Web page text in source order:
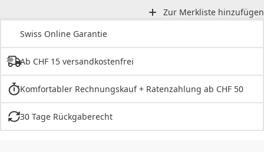
Zur Merkliste hinzufügen
Swiss Online Garantie
Ab CHF 15 versandkostenfrei
Komfortabler Rechnungskauf + Ratenzahlung ab CHF 50
30 Tage Rückgaberecht